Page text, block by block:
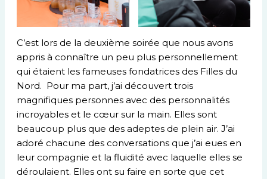
C’est lors de la deuxième soirée que nous avons
appris à connaître un peu plus personnellement
qui étaient les fameuses fondatrices des Filles du
Nord. Pour ma part, j’ai découvert trois
magnifiques personnes avec des personnalités
incroyables et le cœur sur la main. Elles sont
beaucoup plus que des adeptes de plein air. J’ai
adoré chacune des conversations que j’ai eues en
leur compagnie et la fluidité avec laquelle elles se
déroulaient. Elles ont su faire en sorte que cet